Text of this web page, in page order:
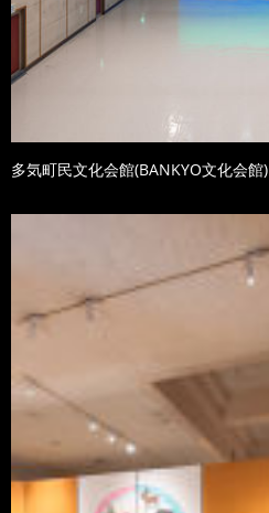
多気町民文化会館(BANKYO文化会館)